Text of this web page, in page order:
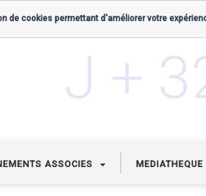
J +
ASSOCIES MEDIATHEQUE
de cookies permettant d'améliorer votre